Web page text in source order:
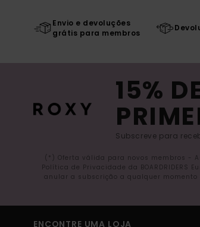
Envio e devoluções
grátis para membros
15%
Subscreve para
(*) Oferta válida para novos membros -
Política de Privacidade da
anular a subscrição a qualquer
ENCONTRE UMA LOJA